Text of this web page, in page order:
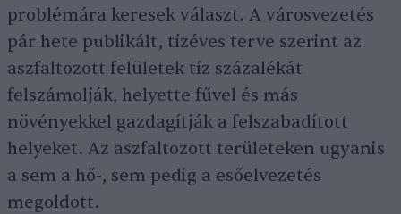
problémára keresek választ. A városvezetés
pár hete publikált, tízéves terve szerint az
aszfaltozott felületek tíz százalékát
felszámolják, helyette fűvel és más
növényekkel gazdagítják a felszabadított
helyeket. Az aszfaltozott területeken ugyanis
a sem a hő-, sem pedig a esőelvezetés
megoldott.